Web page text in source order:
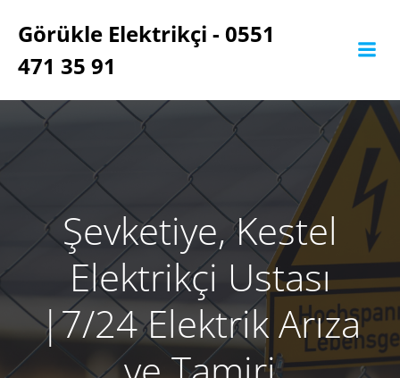
geç
Görükle Elektrikçi - 0551
471 35 91
Şevketiye, Kestel
Elektrikçi Ustası
‎|7/24 Elektrik Arıza